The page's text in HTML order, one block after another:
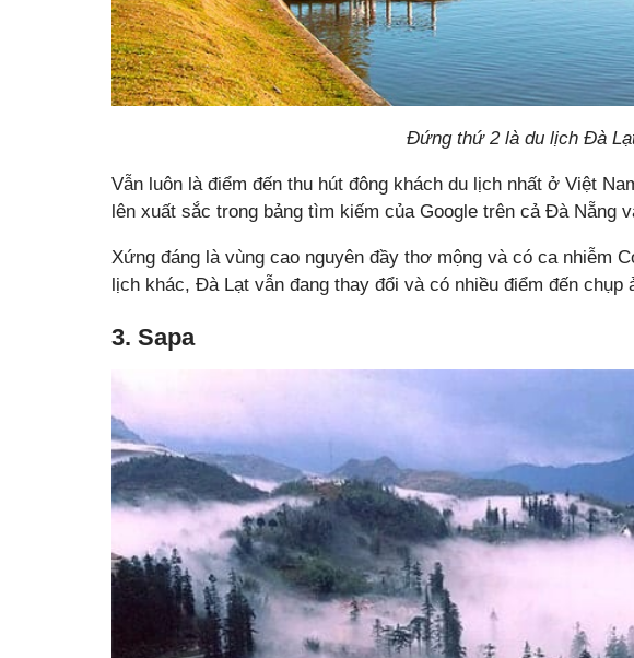
Đứng thứ 2 là du lịch Đà
Vẫn luôn là điểm đến thu hút đông khách du lịch nhất ở Việt
lên xuất sắc trong bảng tìm kiếm của Google trên cả Đà Nẵng
Xứng đáng là vùng cao nguyên đầy thơ mộng và có ca nhiễm
lịch khác, Đà Lạt vẫn đang thay đổi và có nhiều điểm đến chụp
3. Sapa